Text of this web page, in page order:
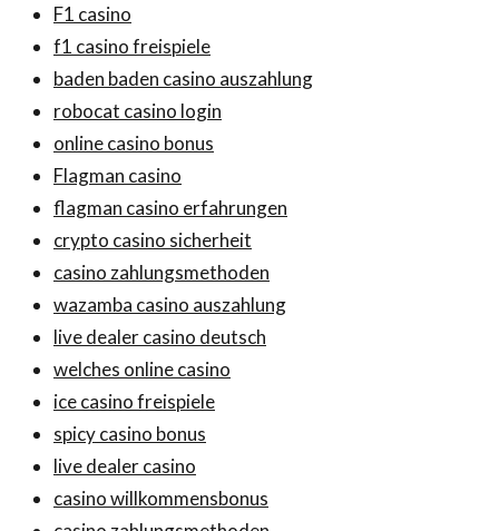
F1 casino
f1 casino freispiele
baden baden casino auszahlung
robocat casino login
online casino bonus
Flagman casino
flagman casino erfahrungen
crypto casino sicherheit
casino zahlungsmethoden
wazamba casino auszahlung
live dealer casino deutsch
welches online casino
ice casino freispiele
spicy casino bonus
live dealer casino
casino willkommensbonus